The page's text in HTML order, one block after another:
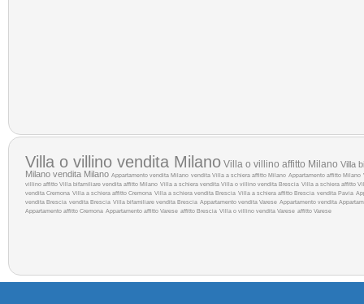
Villa o villino vendita Milano Villa o villino affitto Milano Villa
Milano vendita Milano Appartamento vendita Milano vendita Villa a schiera affitto Milano Appartamento affitto Milano
villino affitto Villa bifamiliare vendita affitto Milano Villa a schiera vendita Villa o villino vendita Brescia Villa a schiera affitto
vendita Cremona Villa a schiera affitto Cremona Villa a schiera vendita Brescia Villa a schiera affitto Brescia vendita Pavia
vendita Brescia vendita Brescia Villa bifamiliare vendita Brescia Appartamento vendita Varese Appartamento vendita
Appartamento affitto Cremona Appartamento affitto Varese affitto Brescia Villa o villino vendita Varese affitto Varese